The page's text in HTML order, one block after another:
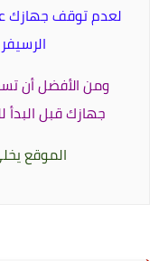
لعدم توقف جهازك
ومن الأفضل أن
جهازك قبل
الموقع